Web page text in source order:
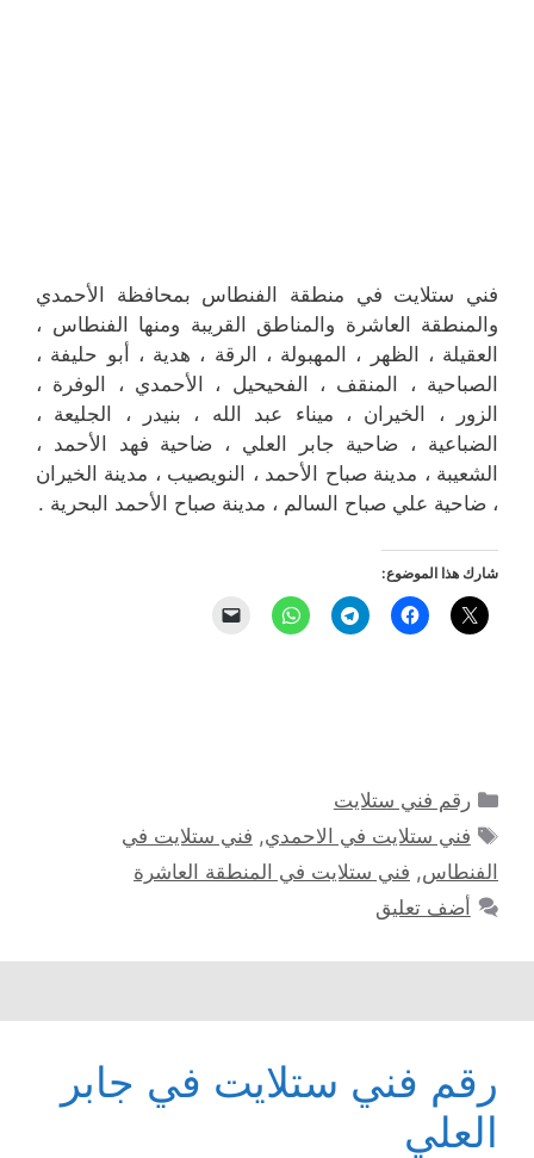
فني ستلايت في منطقة الفنطاس بمحافظة الأحمدي
والمنطقة العاشرة والمناطق القريبة ‎ومنها الفنطاس ،
العقيلة ، الظهر ، المهبولة ، الرقة ، هدية ، أبو حليفة ،
الصباحية ، المنقف ، الفحيحيل ، الأحمدي ، الوفرة ،
الزور ، الخيران ، ميناء عبد الله ، بنيدر ، الجليعة ،
الضباعية ، ضاحية جابر العلي ، ضاحية فهد الأحمد ،
الشعيبة ، مدينة صباح الأحمد ، النويصيب ، مدينة الخيران
، ضاحية علي صباح السالم ، مدينة صباح الأحمد البحرية .
شارك هذا الموضوع:
التصنيفات
رقم فني ستلايت
الوسوم
فني ستلايت في الاحمدي, فني ستلايت في
الفنطاس, فني ستلايت في المنطقة العاشرة
أضف تعليق
رقم فني ستلايت في جابر
العلي